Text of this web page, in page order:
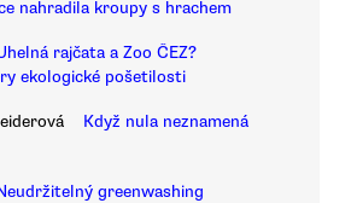
nahradila kroupy s hrachem
rajčata a Zoo ČEZ?
ekologické pošetilosti
Když nula neznamená
greenwashing